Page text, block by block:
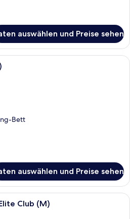
auswählen und Preise sehen
Ein modernes Hotelzimmer mit
Bett
auswählen und Preise sehen
Eine Person gießt ein Getränk in ein
Club (M)